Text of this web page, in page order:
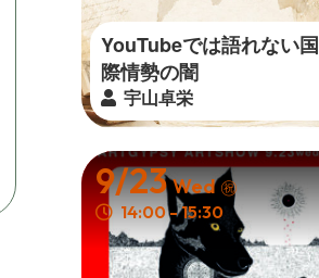
YouTubeでは語れない国
際 情 勢 の 闇
宇山卓栄
9/23 Wed㊗
14:00 - 15:30